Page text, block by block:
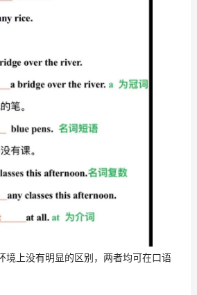
境上没有明显的区别，两者均可在口语